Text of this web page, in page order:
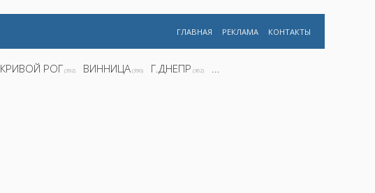
ГЛАВНАЯ РЕКЛАМА КОНТАКТЫ
КРИВОЙ РОГ (392) ВИННИЦА (390) Г.ДНЕПР (362) ...